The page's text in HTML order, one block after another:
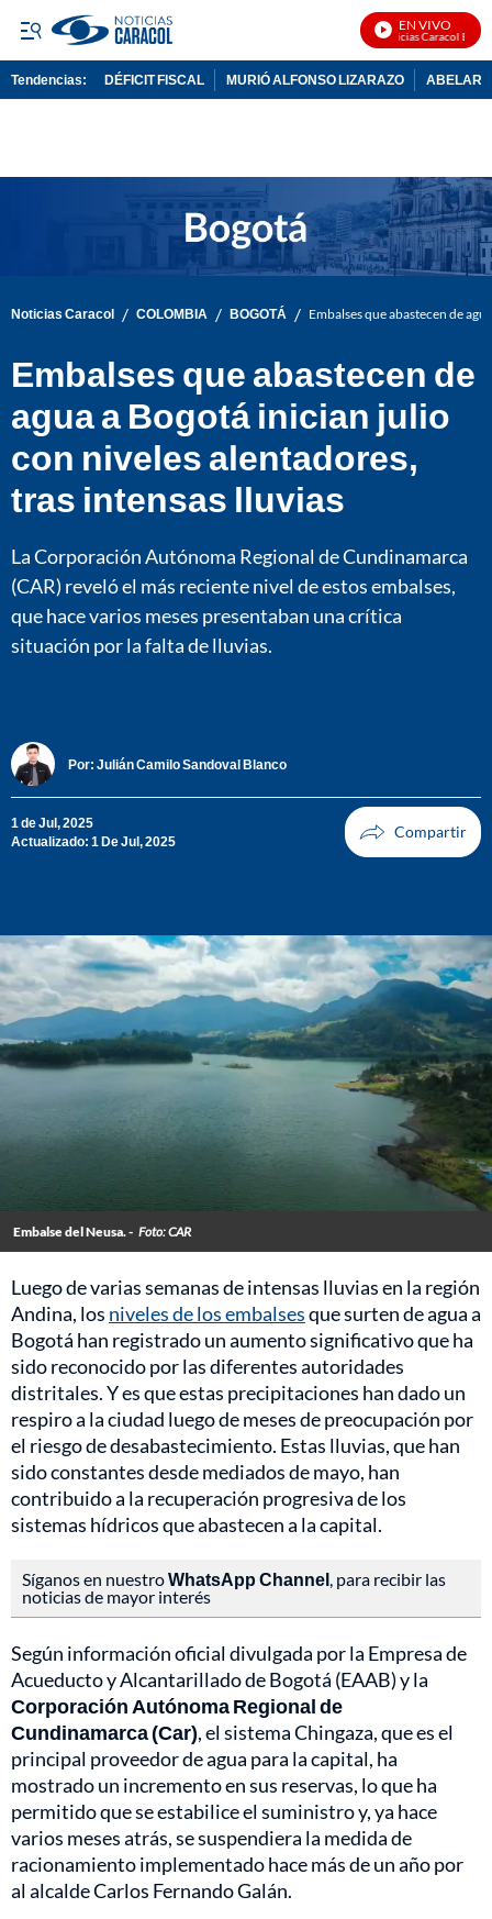
EN VIVO
Noticias Caracol En Vivo
Tendencias: DÉFICIT FISCAL MURIÓ ALFONSO LIZARAZO
Noticias Caracol / COLOMBIA / BOGOTÁ / Embalses que abastecen de
Embalses que abastecen de
agua a Bogotá inician julio
con niveles alentadores,
tras intensas lluvias
La Corporación Autónoma Regional de Cundinamarca
(CAR) reveló el más reciente nivel de estos embalses,
que hace varios meses presentaban una crítica
situación por la falta de lluvias.
Por: Julián Camilo Sandoval Blanco
1 de Jul, 2025
Actualizado: 1 De Jul, 2025
Embalse del Neusa. - Foto: CAR
Luego de varias semanas de intensas lluvias en la región
Andina, los niveles de los embalsesque surten de agua a
Bogotá han registrado un aumento significativo que ha
sido reconocido por las diferentes autoridades
distritales. Y es que estas precipitaciones han dado un
respiro a la ciudad luego de meses de preocupación por
el riesgo de desabastecimiento. Estas lluvias, que han
sido constantes desde mediados de mayo, han
contribuido a la recuperación progresiva de los
sistemas hídricos que abastecen a la capital.
Síganos en nuestroWhatsApp Channel, para recibir las
noticias de mayor interés
Según información oficial divulgada por la Empresa de
Acueducto y Alcantarillado de Bogotá (EAAB) y la
Corporación Autónoma Regional de
Cundinamarca (Car), el sistema Chingaza, que es el
principal proveedor de agua para la capital, ha
mostrado un incremento en sus reservas, lo que ha
permitido que se estabilice el suministro y, ya hace
varios meses atrás, se suspendiera la medida de
racionamiento implementado hace más de un año por
al alcalde Carlos Fernando Galán.